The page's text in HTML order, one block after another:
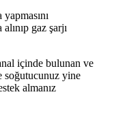
gaz şarjı
içinde bulunan ve
soğutucunuz yine
almanız